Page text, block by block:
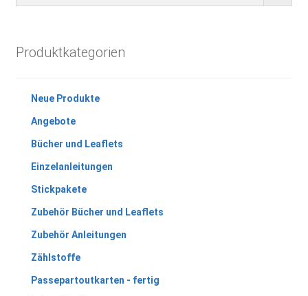
Produktkategorien
Neue Produkte
Angebote
Bücher und Leaflets
Einzelanleitungen
Stickpakete
Zubehör Bücher und Leaflets
Zubehör Anleitungen
Zählstoffe
Passepartoutkarten - fertig